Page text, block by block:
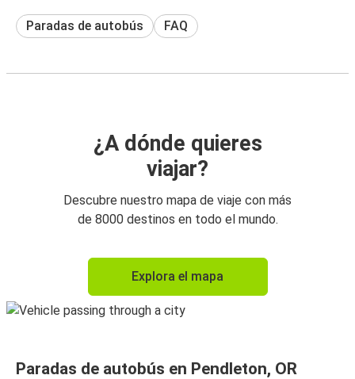
Paradas de autobús FAQ
¿A dónde quieres
viajar?
Descubre nuestro mapa de viaje con más
de 8000 destinos en todo el mundo.
Explora el mapa
Paradas de autobús en Pendleton, OR